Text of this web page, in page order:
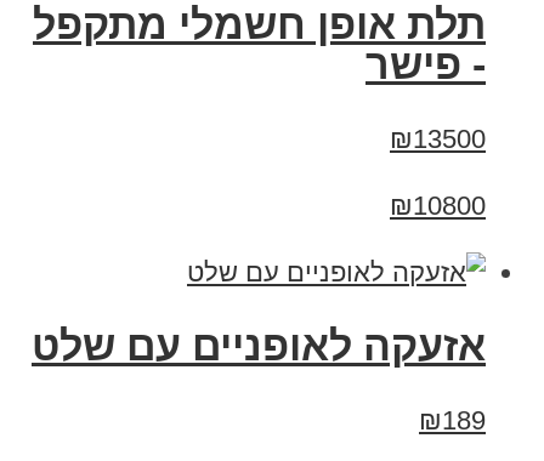
תלת אופן חשמלי מתקפל
- פישר
₪13500
₪10800
אזעקה לאופניים עם שלט
₪189